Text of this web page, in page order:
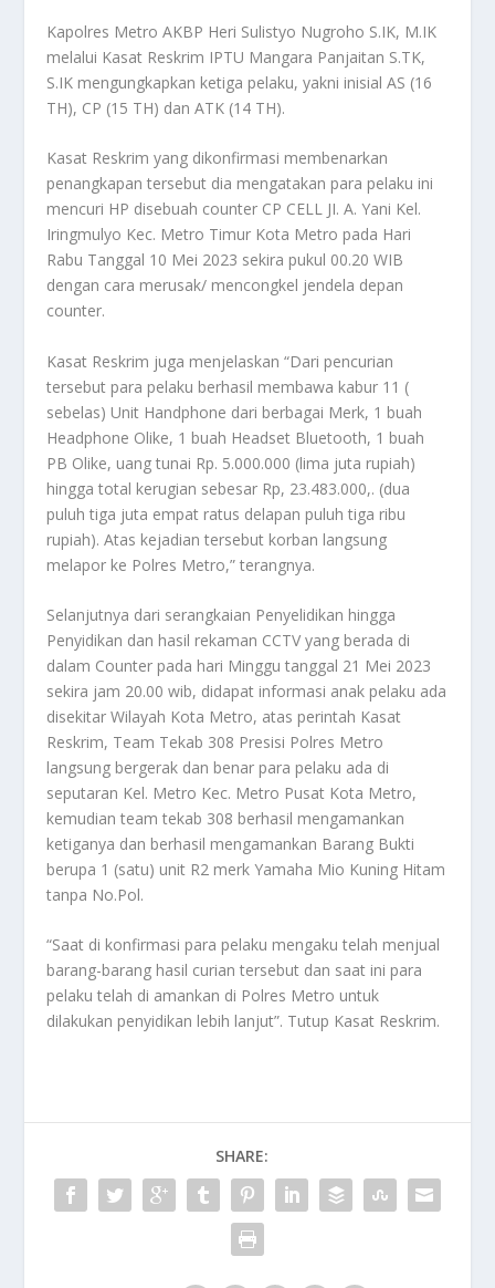
Kapolres Metro AKBP Heri Sulistyo Nugroho S.IK, M.IK
melalui Kasat Reskrim IPTU Mangara Panjaitan S.TK,
S.IK mengungkapkan ketiga pelaku, yakni inisial AS (16
TH), CP (15 TH) dan ATK (14 TH).
Kasat Reskrim yang dikonfirmasi membenarkan
penangkapan tersebut dia mengatakan para pelaku ini
mencuri HP disebuah counter CP CELL JI. A. Yani Kel.
Iringmulyo Kec. Metro Timur Kota Metro pada Hari
Rabu Tanggal 10 Mei 2023 sekira pukul 00.20 WIB
dengan cara merusak/ mencongkel jendela depan
counter.
Kasat Reskrim juga menjelaskan “Dari pencurian
tersebut para pelaku berhasil membawa kabur 11 (
sebelas) Unit Handphone dari berbagai Merk, 1 buah
Headphone Olike, 1 buah Headset Bluetooth, 1 buah
PB Olike, uang tunai Rp. 5.000.000 (lima juta rupiah)
hingga total kerugian sebesar Rp, 23.483.000,. (dua
puluh tiga juta empat ratus delapan puluh tiga ribu
rupiah). Atas kejadian tersebut korban langsung
melapor ke Polres Metro,” terangnya.
Selanjutnya dari serangkaian Penyelidikan hingga
Penyidikan dan hasil rekaman CCTV yang berada di
dalam Counter pada hari Minggu tanggal 21 Mei 2023
sekira jam 20.00 wib, didapat informasi anak pelaku ada
disekitar Wilayah Kota Metro, atas perintah Kasat
Reskrim, Team Tekab 308 Presisi Polres Metro
langsung bergerak dan benar para pelaku ada di
seputaran Kel. Metro Kec. Metro Pusat Kota Metro,
kemudian team tekab 308 berhasil mengamankan
ketiganya dan berhasil mengamankan Barang Bukti
berupa 1 (satu) unit R2 merk Yamaha Mio Kuning Hitam
tanpa No.Pol.
“Saat di konfirmasi para pelaku mengaku telah menjual
barang-barang hasil curian tersebut dan saat ini para
pelaku telah di amankan di Polres Metro untuk
dilakukan penyidikan lebih lanjut”. Tutup Kasat Reskrim.
SHARE: